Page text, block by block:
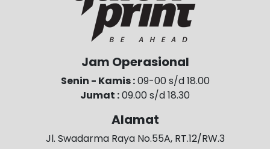
Jam Operasional
Senin - Kamis :09-00 s/d 18.00
Jumat :09.00 s/d 18.30
Alamat
Jl. Swadarma Raya No.55A, RT.12/RW.3